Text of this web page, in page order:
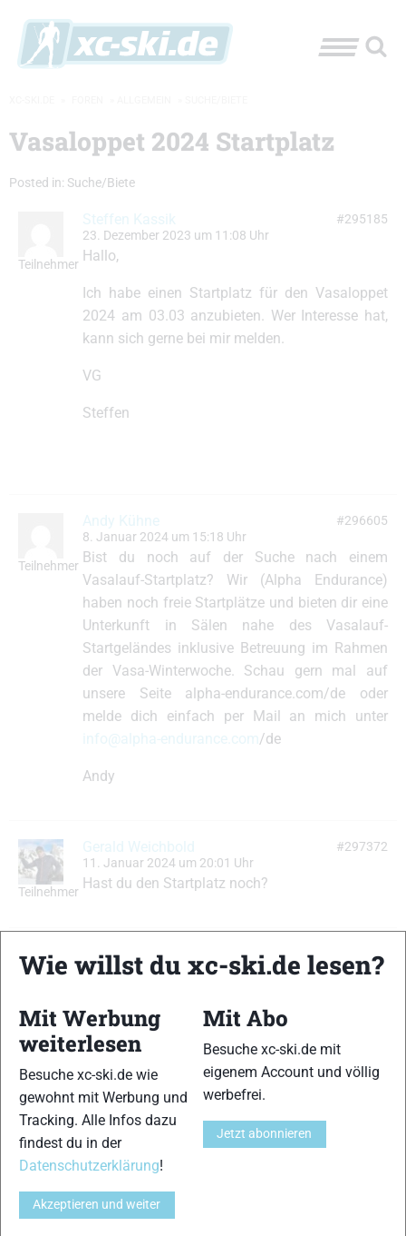
Vasaloppet 2024 Startplatz
Posted in: Suche/Biete
Teilnehmer
Steffen Kassik
23. Dezember 2023 um 11:08 Uhr
#295185
Hallo,
Ich habe einen Startplatz für den Vasaloppet
2024 am 03.03 anzubieten. Wer Interesse hat,
kann sich gerne bei mir melden.
VG
Steffen
Teilnehmer
Andy Kühne
8. Januar 2024 um 15:18 Uhr
#296605
Bist du noch auf der Suche nach einem
Vasalauf-Startplatz? Wir (Alpha Endurance)
haben noch freie Startplätze und bieten dir eine
Unterkunft in Sälen nahe des Vasalauf-
Startgeländes inklusive Betreuung im Rahmen
der Vasa-Winterwoche. Schau gern mal auf
unsere Seite alpha-endurance.com/de oder
melde dich einfach per Mail an mich unter
info@alpha-endurance.com /de
Andy
Teilnehmer
Gerald Weichbold
11. Januar 2024 um 20:01 Uhr
#297372
Hast du den Startplatz noch?
Steffen Kassik
11. Januar 2024 um 22:51 Uhr
#297392
Der Startplatz ist inzwischen verkauft.
Gruß Steffen
Ansicht von 4 Beiträgen – 1 bis 4 (von insgesamt 4)
Benutzername:
Wie willst du xc-ski.de lesen?
Mit Werbung
weiterlesen
Besuche xc-ski.de wie
gewohnt mit Werbung und
Tracking. Alle Infos dazu
findest du in der
Datenschutzerklärung!
Akzeptieren und weiter
Mit Abo
Besuche xc-ski.de mit
eigenem Account und völlig
werbefrei.
Jetzt abonnieren